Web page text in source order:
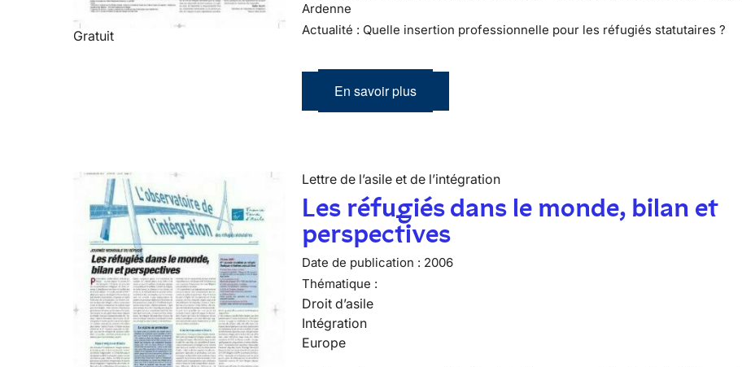
Gratuit
Ardenne
Actualité : Quelle insertion professionnelle pour les réfugiés statutaires ?
En savoir plus
Lettre de l’asile et de l’intégration
Les réfugiés dans le monde, bilan et
perspectives
Date de publication : 2006
Thématique :
Droit d’asile
Intégration
Europe